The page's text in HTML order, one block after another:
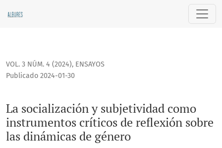
La socialización y subjetividad como instrumentos
VOL. 3 NÚM. 4 (2024), ENSAYOS
La socialización y subjetividad como
instrumentos críticos de reflexión sobre
las dinámicas de género
Publicado 2024-01-30